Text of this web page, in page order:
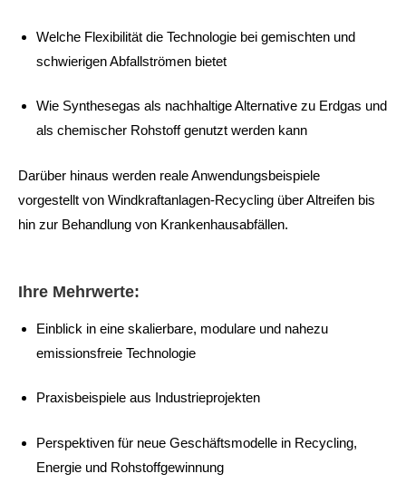
Welche Flexibilität die Technologie bei gemischten und
schwierigen Abfallströmen bietet
Wie Synthesegas als nachhaltige Alternative zu Erdgas und
als chemischer Rohstoff genutzt werden kann
Darüber hinaus werden reale Anwendungsbeispiele
vorgestellt von Windkraftanlagen-Recycling über Altreifen bis
hin zur Behandlung von Krankenhausabfällen.
Ihre Mehrwerte:
Einblick in eine skalierbare, modulare und nahezu
emissionsfreie Technologie
Praxisbeispiele aus Industrieprojekten
Perspektiven für neue Geschäftsmodelle in Recycling,
Energie und Rohstoffgewinnung